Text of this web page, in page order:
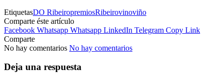
EtiquetasDO RibeiropremiosRibeirovinoviño
Comparte éste artículo
Facebook Whatsapp Whatsapp LinkedIn Telegram Copy Link
Comparte
No hay comentarios No hay comentarios
Deja una respuesta